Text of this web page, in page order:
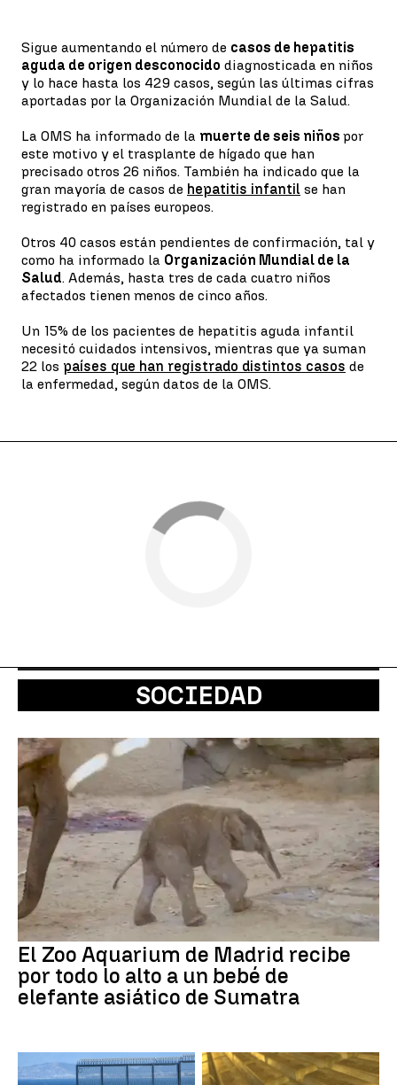
Sigue aumentando el número de casos de hepatitis
aguda de origen desconocido diagnosticada en niños
y lo hace hasta los 429 casos, según las últimas cifras
aportadas por la Organización Mundial de la Salud.
La OMS ha informado de la muerte de seis niños por
este motivo y el trasplante de hígado que han
precisado otros 26 niños. También ha indicado que la
gran mayoría de casos de hepatitis infantil se han
registrado en países europeos.
Otros 40 casos están pendientes de confirmación, tal y
como ha informado la Organización Mundial de la
Salud. Además, hasta tres de cada cuatro niños
afectados tienen menos de cinco años.
Un 15% de los pacientes de hepatitis aguda infantil
necesitó cuidados intensivos, mientras que ya suman
22 los países que han registrado distintos casos de
la enfermedad, según datos de la OMS.
SOCIEDAD
El Zoo Aquarium de Madrid recibe
por todo lo alto a un bebé de
elefante asiático de Sumatra